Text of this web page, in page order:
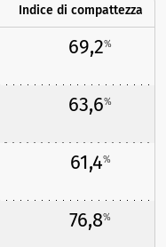
Indice di compattezza
69,2%
63,6%
61,4%
76,8%